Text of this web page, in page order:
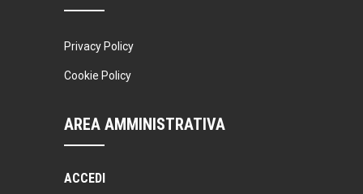
Privacy Policy
Cookie Policy
AREA AMMINISTRATIVA
ACCEDI